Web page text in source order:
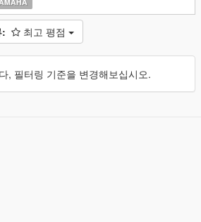
: 최고 평점
, 필터링 기준을 변경해보십시오.